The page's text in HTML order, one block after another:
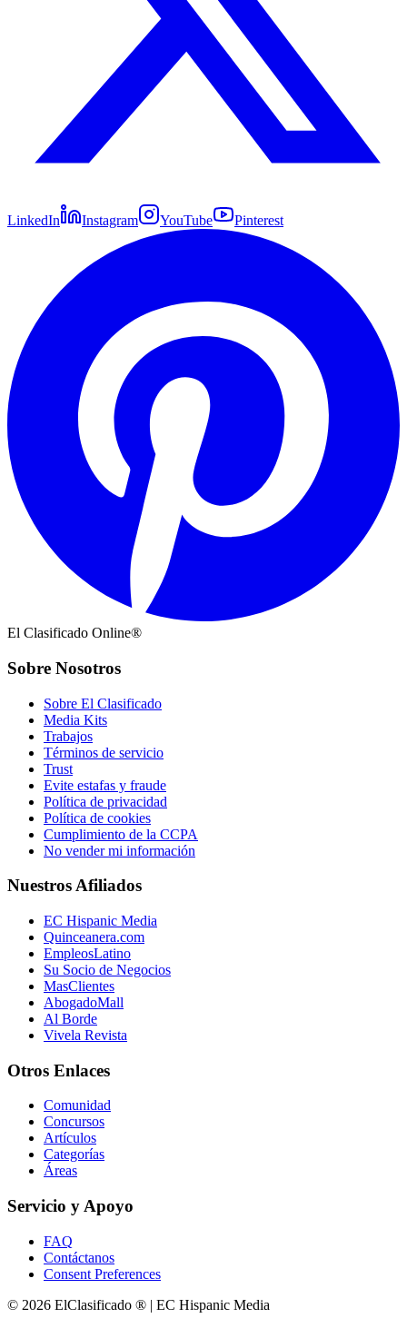
LinkedIn Instagram YouTube Pinterest
El Clasificado Online®
Sobre Nosotros
Sobre El Clasificado
Media Kits
Trabajos
Términos de servicio
Trust
Evite estafas y fraude
Política de privacidad
Política de cookies
Cumplimiento de la CCPA
No vender mi información
Nuestros Afiliados
EC Hispanic Media
Quinceanera.com
EmpleosLatino
Su Socio de Negocios
MasClientes
AbogadoMall
Al Borde
Vivela Revista
Otros Enlaces
Comunidad
Concursos
Artículos
Categorías
Áreas
Servicio y Apoyo
FAQ
Contáctanos
Consent Preferences
© 2026 ElClasificado ® | EC Hispanic Media